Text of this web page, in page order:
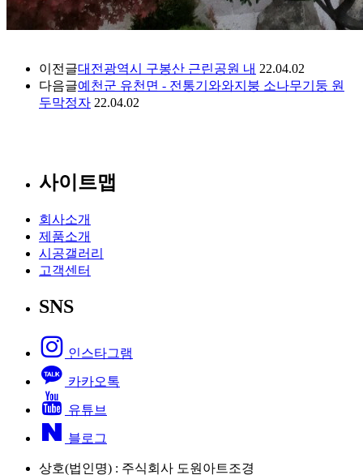
이전글대전광역시 구봉산 근린공원 내 22.04.02
다음글예천군 유천면 - 전통기와와지붕 소나무기둥 원
두막정자 22.04.02
사이트맵
회사소개
제품소개
시공갤러리
고객센터
SNS
인스타그램
카카오톡
유튜브
블로그
상호(법인명) : 주식회사 도원아트조경